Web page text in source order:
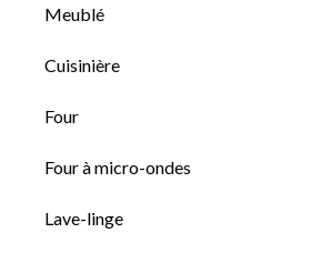
Meublé
Cuisinière
Four
Four à micro-ondes
Lave-linge